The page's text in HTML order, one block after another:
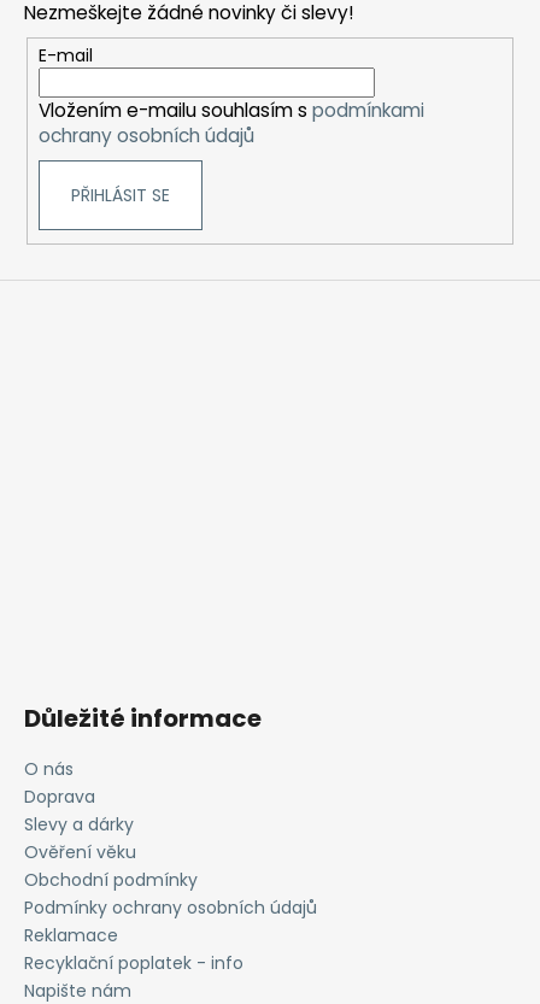
Nezmeškejte žádné novinky či slevy!
E-mail
Vložením e-mailu souhlasím s podmínkami
ochrany osobních údajů
PŘIHLÁSIT SE
Důležité informace
O nás
Doprava
Slevy a dárky
Ověření věku
Obchodní podmínky
Podmínky ochrany osobních údajů
Reklamace
Recyklační poplatek - info
Napište nám